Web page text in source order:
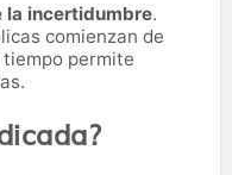
la incertidumbre.
comienzan de
permite